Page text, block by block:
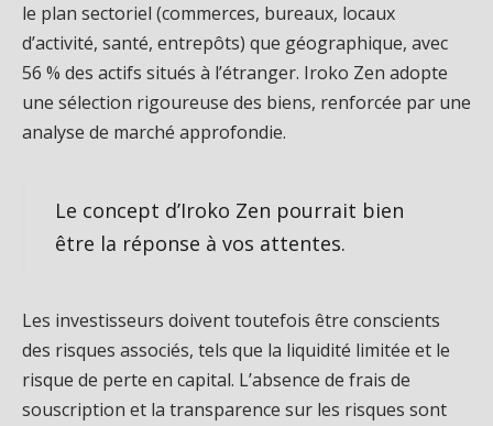
le plan sectoriel (commerces, bureaux, locaux
d’activité, santé, entrepôts) que géographique, avec
56 % des actifs situés à l’étranger. Iroko Zen adopte
une sélection rigoureuse des biens, renforcée par une
analyse de marché approfondie.
Le concept d’Iroko Zen pourrait bien
être la réponse à vos attentes.
Les investisseurs doivent toutefois être conscients
des risques associés, tels que la liquidité limitée et le
risque de perte en capital. L’absence de frais de
souscription et la transparence sur les risques sont